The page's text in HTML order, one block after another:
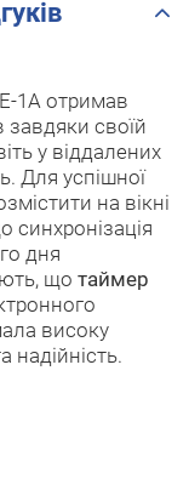
1A отримав
завдяки своїй
у віддалених
Для успішної
на вікні
синхронізація
дня
що таймер
високу
надійність.